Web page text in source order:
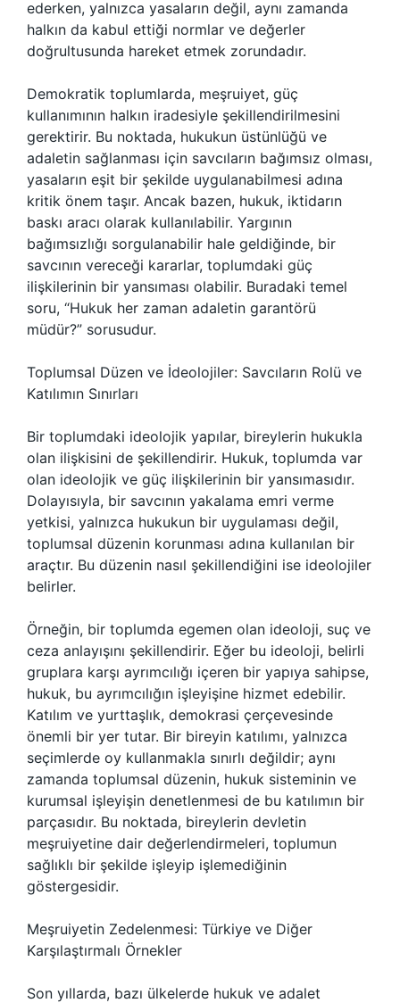
ederken, yalnızca yasaların değil, aynı zamanda
halkın da kabul ettiği normlar ve değerler
doğrultusunda hareket etmek zorundadır.
Demokratik toplumlarda, meşruiyet, güç
kullanımının halkın iradesiyle şekillendirilmesini
gerektirir. Bu noktada, hukukun üstünlüğü ve
adaletin sağlanması için savcıların bağımsız olması,
yasaların eşit bir şekilde uygulanabilmesi adına
kritik önem taşır. Ancak bazen, hukuk, iktidarın
baskı aracı olarak kullanılabilir. Yargının
bağımsızlığı sorgulanabilir hale geldiğinde, bir
savcının vereceği kararlar, toplumdaki güç
ilişkilerinin bir yansıması olabilir. Buradaki temel
soru, “Hukuk her zaman adaletin garantörü
müdür?” sorusudur.
Toplumsal Düzen ve İdeolojiler: Savcıların Rolü ve
Katılımın Sınırları
Bir toplumdaki ideolojik yapılar, bireylerin hukukla
olan ilişkisini de şekillendirir. Hukuk, toplumda var
olan ideolojik ve güç ilişkilerinin bir yansımasıdır.
Dolayısıyla, bir savcının yakalama emri verme
yetkisi, yalnızca hukukun bir uygulaması değil,
toplumsal düzenin korunması adına kullanılan bir
araçtır. Bu düzenin nasıl şekillendiğini ise ideolojiler
belirler.
Örneğin, bir toplumda egemen olan ideoloji, suç ve
ceza anlayışını şekillendirir. Eğer bu ideoloji, belirli
gruplara karşı ayrımcılığı içeren bir yapıya sahipse,
hukuk, bu ayrımcılığın işleyişine hizmet edebilir.
Katılım ve yurttaşlık, demokrasi çerçevesinde
önemli bir yer tutar. Bir bireyin katılımı, yalnızca
seçimlerde oy kullanmakla sınırlı değildir; aynı
zamanda toplumsal düzenin, hukuk sisteminin ve
kurumsal işleyişin denetlenmesi de bu katılımın bir
parçasıdır. Bu noktada, bireylerin devletin
meşruiyetine dair değerlendirmeleri, toplumun
sağlıklı bir şekilde işleyip işlemediğinin
göstergesidir.
Meşruiyetin Zedelenmesi: Türkiye ve Diğer
Karşılaştırmalı Örnekler
Son yıllarda, bazı ülkelerde hukuk ve adalet